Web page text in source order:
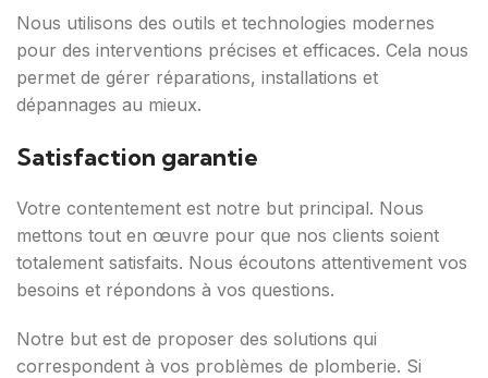
Nous utilisons des outils et technologies modernes
pour des interventions précises et efficaces. Cela nous
permet de gérer réparations, installations et
dépannages au mieux.
Satisfaction garantie
Votre contentement est notre but principal. Nous
mettons tout en œuvre pour que nos clients soient
totalement satisfaits. Nous écoutons attentivement vos
besoins et répondons à vos questions.
Notre but est de proposer des solutions qui
correspondent à vos problèmes de plomberie. Si